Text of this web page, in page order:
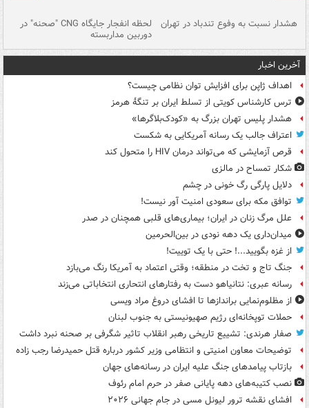
هشدار نسبت به وفوع تندباد در تهران لحظه انفجار جایگاه CNG "صحنه" در
دوربین مداربسته
آخرین اخبار
اهداف ژاپن برای افزایش توان نظامی چیست؟
ترس کارشناس کویتی از تسلط ایران بر تنگۀ هرمز
هشدار پلیس تهران بزرگ به «کودک‌بلاگرها»
اعتراف جالب یک رسانه آمریکایی به شکست
قرص آزمایشی که می‌تواند درمان HIV را متحول کند
شکار تمساح در مالزی
دلایل پارگی رگ خونی در چشم
توافق مکه برای سعودی امنیت آور نیست!
علل مرگ زنان در ایران؛ بیماری‌های قلبی همچنان در صدر
میدان‌داری یک دهه نودی در بین‌الحرمین
از غزه بگویید...! حتی با یک توییت!
جنگ تاج و تخت در منطقه؛ وقتی اعتماد به آمریکا رنگ می‌بازد
رسانه عبری: نتانیاهو دست به رفتارهای انتحاری انتخاباتی می‌زند
از مظلوم‌نمایی براندازها تا افشای دروغ مراد ویسی
حملات توپخانه‌ای رژیم صهیونیستی به جنوب لبنان
صفار هرندی: تشییع تاریخی رهبر انقلاب تاثیر شگرفی بر صحنه نبرد داشت
توضیحات معاون امنیتی و انتظامی وزیر کشور درباره قتل حمیدرضا رجب زاده
بازتاب پیامدهای جنگ علیه ایران در رسانه‌های جهان
نصب کتیبه‌های دهه پایانی صفر در حرم امام رئوف
افشای نقشه ترور لیونل مسی در جام جهانی ۲۰۲۶